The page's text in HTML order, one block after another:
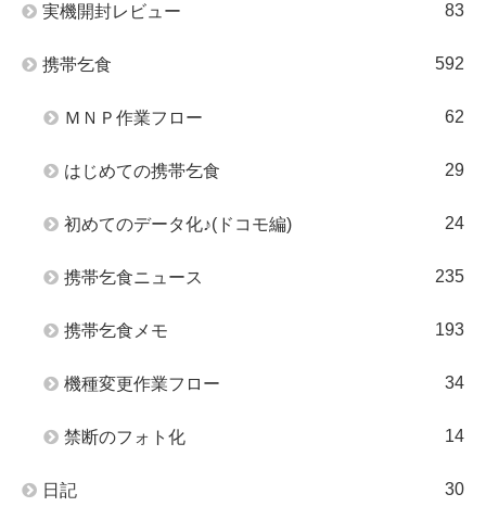
実機開封レビュー 83
携帯乞食 592
ＭＮＰ作業フロー 62
はじめての携帯乞食 29
初めてのデータ化♪(ドコモ編) 24
携帯乞食ニュース 235
携帯乞食メモ 193
機種変更作業フロー 34
禁断のフォト化 14
日記 30